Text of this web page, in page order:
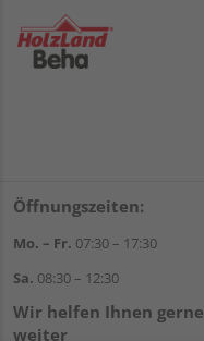
Öffnungszeiten:
Mo. – Fr. 07:30 – 17:30
Sa. 08:30 – 12:30
Wir helfen Ihnen gerne
weiter